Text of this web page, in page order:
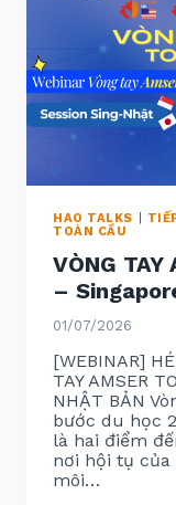
HAO TALKS
TOÀN CẦU
VÒNG TAY
–
01/07/2026
[WEBINAR]
TAY AMSER
NHẬT BẢN
bước du học
là hai điểm
nơi hội tụ của
môi…